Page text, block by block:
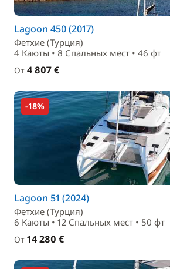
Lagoon 450 (2017)
Фетхие (Турция)
4 Каюты • 8 Спальныx мест • 46 фт
От 4 807 €
-18%
Lagoon 51 (2024)
Фетхие (Турция)
6 Каюты • 12 Спальныx мест • 50 фт
От 14 280 €